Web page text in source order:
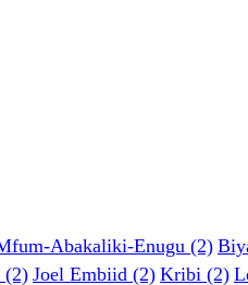
Abakaliki-Enugu (2)
(2) Joel Embiid (2) Kribi (2)